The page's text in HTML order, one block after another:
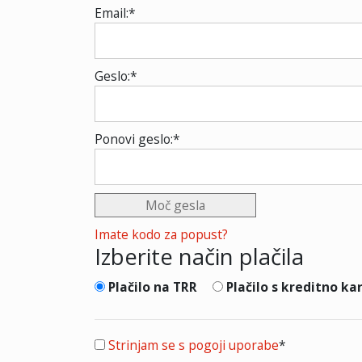
Email:*
Geslo:*
Ponovi geslo:*
Moč gesla
Imate kodo za popust?
Izberite način plačila
Plačilo na TRR Plačilo s kreditno
Strinjam se s pogoji uporabe*